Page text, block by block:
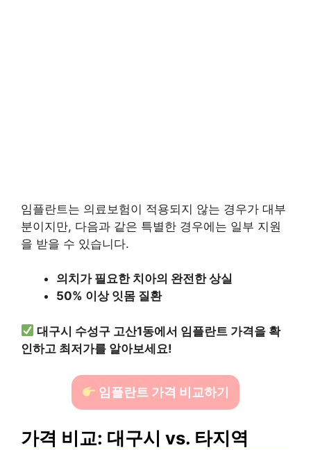
임플란트는 의료보험이 적용되지 않는 경우가 대부
분이지만, 다음과 같은 특별한 경우에는 일부 지원
을 받을 수 있습니다.
의치가 필요한 치아의 완전한 상실
50% 이상 잇몸 질환
대구시 수성구 고산1동에서 임플란트 가격을 확
인하고 최저가를 알아보세요!
임플란트 가격 비교하기
가격 비교: 대구시 vs. 타지역